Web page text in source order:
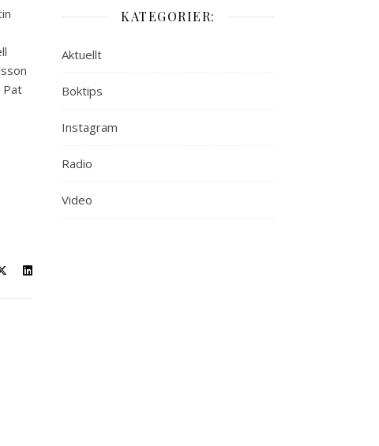
Pat
KATEGORIER:
Aktuellt
Boktips
Instagram
Radio
Video